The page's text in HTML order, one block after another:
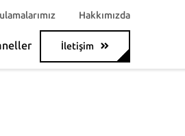
Hakkımızda
İletişim